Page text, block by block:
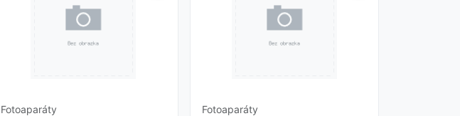
Fotoaparáty
Fotoaparáty